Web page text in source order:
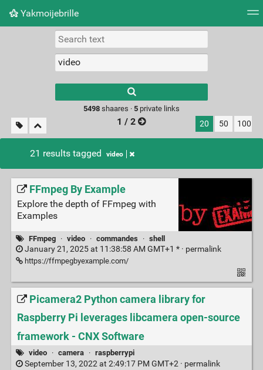
Yakmoijebrille
Picture wall
results.
5498shaares · 5private links
1 / 2 20 50 100
21 results tagged video
FFmpeg By Example
Explore the depth of FFmpeg with
Examples
FFmpeg · video · commandes · shell
January 21, 2025 at 11:38:58 AM GMT+1 * · permalink
https://ffmpegbyexample.com/
Picamera2 Python camera library for
Raspberry Pi leverages libcamera open-source
framework - CNX Software
video · camera · raspberrypi
September 13, 2022 at 2:49:17 PM GMT+2 · permalink